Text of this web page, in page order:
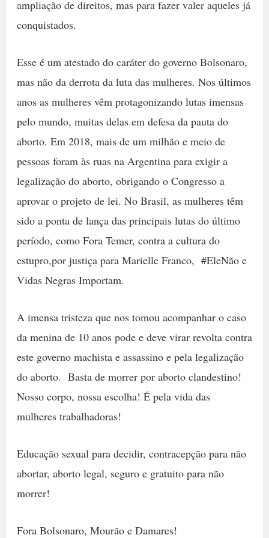
ampliação de direitos, mas para fazer valer aqueles já
conquistados.
Esse é um atestado do caráter do governo Bolsonaro,
mas não da derrota da luta das mulheres. Nos últimos
anos as mulheres vêm protagonizando lutas imensas
pelo mundo, muitas delas em defesa da pauta do
aborto. Em 2018, mais de um milhão e meio de
pessoas foram às ruas na Argentina para exigir a
legalização do aborto, obrigando o Congresso a
aprovar o projeto de lei. No Brasil, as mulheres têm
sido a ponta de lança das principais lutas do último
período, como Fora Temer, contra a cultura do
estupro,por justiça para Marielle Franco, #EleNão e
Vidas Negras Importam.
A imensa tristeza que nos tomou acompanhar o caso
da menina de 10 anos pode e deve virar revolta contra
este governo machista e assassino e pela legalização
do aborto. Basta de morrer por aborto clandestino!
Nosso corpo, nossa escolha! É pela vida das
mulheres trabalhadoras!
Educação sexual para decidir, contracepção para não
abortar, aborto legal, seguro e gratuito para não
morrer!
Fora Bolsonaro, Mourão e Damares!